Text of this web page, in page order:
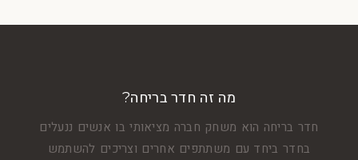
מה זה חדר בריחה?
חדר בריחה הוא משחק חברה מציאותי בו אנשים ננעלים
בחדר ביחד עם משתתפים אחרים וצריכים להשתמש